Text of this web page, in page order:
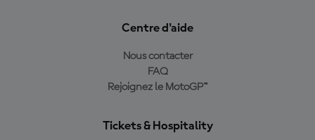
Centre d'aide
Nous contacter
FAQ
Rejoignez le MotoGP™
Tickets & Hospitality